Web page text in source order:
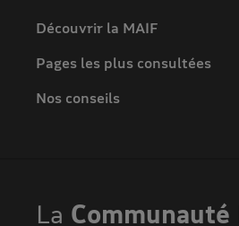
Découvrir la MAIF
Pages les plus consultées
Nos conseils
La Communauté